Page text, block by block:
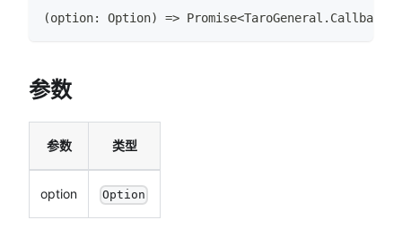
(option: Option) => Promise<TaroGeneral .
参数
参数 类型
option Option